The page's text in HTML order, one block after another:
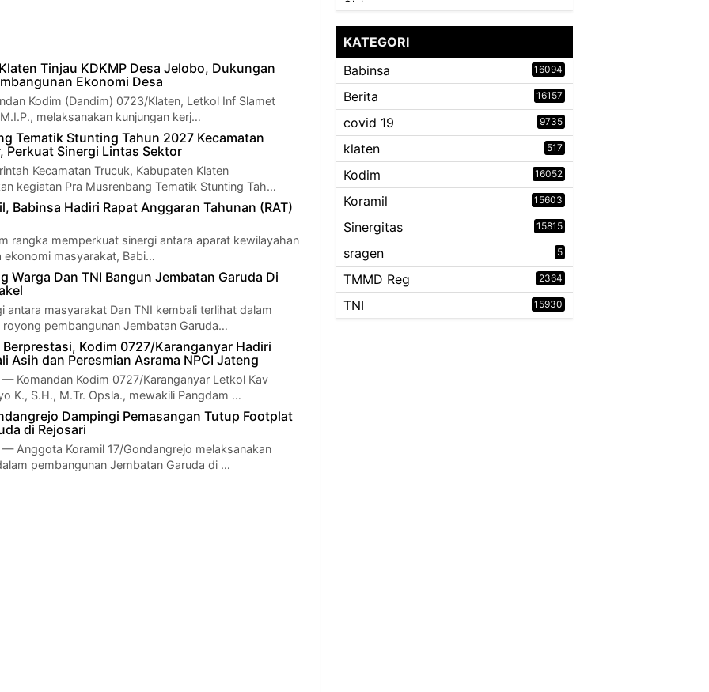
Tinjau KDKMP Desa Jelobo, Dukungan
Ekonomi Desa
Kodim (Dandim) 0723/Klaten, Letkol Inf Slamet
melaksanakan kunjungan kerj…
Tematik Stunting Tahun 2027 Kecamatan
Perkuat Sinergi Lintas Sektor
Kecamatan Trucuk, Kabupaten Klaten
kegiatan Pra Musrenbang Tematik Stunting Tah…
Babinsa Hadiri Rapat Anggaran Tahunan (RAT)
rangka memperkuat sinergi antara aparat kewilayahan
ekonomi masyarakat, Babi…
Warga Dan TNI Bangun Jembatan Garuda Di
antara masyarakat Dan TNI kembali terlihat dalam
pembangunan Jembatan Garuda…
Kodim 0727/Karanganyar Hadiri
Asih dan Peresmian Asrama NPCI Jateng
— Komandan Kodim 0727/Karanganyar Letkol Kav
K., S.H., M.Tr. Opsla., mewakili Pangdam …
Dampingi Pemasangan Tutup Footplat
di Rejosari
— Anggota Koramil 17/Gondangrejo melaksanakan
pembangunan Jembatan Garuda di …
KATEGORI
Babinsa
16094
Berita 16157
covid 19 9735
klaten 517
Kodim 16052
Koramil 15603
Sinergitas 15815
sragen 5
TMMD Reg 2364
TNI 15930